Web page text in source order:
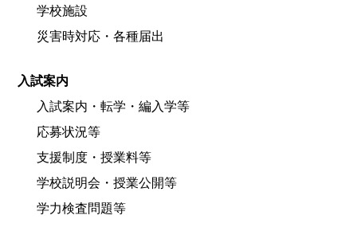
学校施設
災害時対応・各種届出
入試案内
入試案内・転学・編入学等
応募状況等
支援制度・授業料等
学校説明会・授業公開等
学力検査問題等